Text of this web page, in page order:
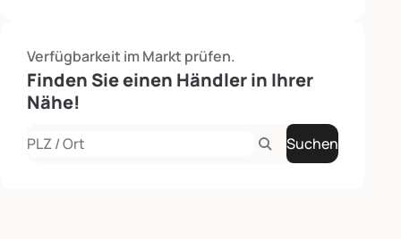
Verfügbarkeit im Markt prüfen.
Finden Sie einen Händler in Ihrer
Nähe!
Rechercher Suchen